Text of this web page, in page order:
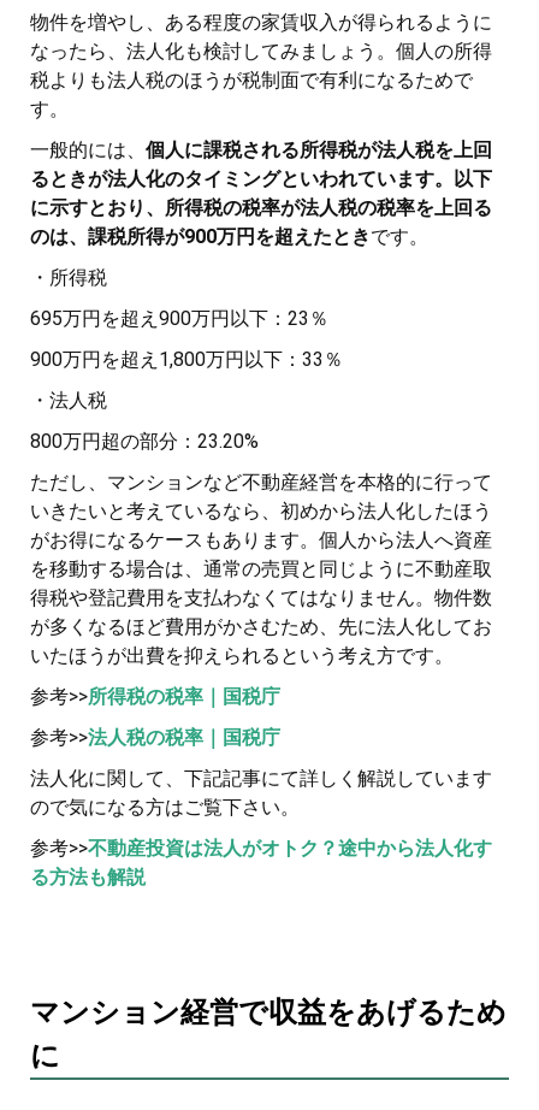
物件を増やし、ある程度の家賃収入が得られるように
なったら、法人化も検討してみましょう。個人の所得
税よりも法人税のほうが税制面で有利になるためで
す。
一般的には、 個人に課税される所得税が法人税を上回
るときが法人化のタイミングといわれています。以下
に示すとおり、所得税の税率が法人税の税率を上回る
のは、課税所得が900万円を超えたときです。
・所得税
695万円を超え900万円以下：23％
900万円を超え1,800万円以下：33％
・法人税
800万円超の部分：23.20%
ただし、マンションなど不動産経営を本格的に行って
いきたいと考えているなら、初めから法人化したほう
がお得になるケースもあります。個人から法人へ資産
を移動する場合は、通常の売買と同じように不動産取
得税や登記費用を支払わなくてはなりません。物件数
が多くなるほど費用がかさむため、先に法人化してお
いたほうが出費を抑えられるという考え方です。
参考>>所得税の税率｜国税庁
参考>>法人税の税率｜国税庁
法人化に関して、下記記事にて詳しく解説しています
ので気になる方はご覧下さい。
参考>>不動産投資は法人がオトク？途中から法人化す
る方法も解説
マンション経営で収益をあげるため
に